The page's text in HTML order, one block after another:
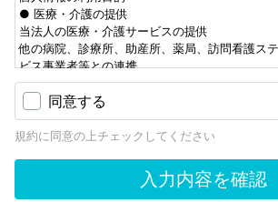
● 医療・介護の提供
当法人の医療・介護サービスの提供
他の病院、診療所、助産所、薬局、訪問看護ス
ビス事業者等との連携
ご利用の方の診療のため、外部の医師等の意見･
検体検査業務の一部およびその他の業務委託
ご家族等への病状説明
その他、ご利用の方への医療・介護の提供に関す
当法人の医療･介護･労災保険、公費負担医療に
同意する
規約に同意の上チェックしてください
入力内容を確認